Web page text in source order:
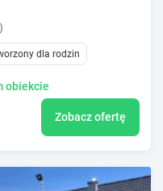
dla rodzin
obiekcie
Zobacz ofertę